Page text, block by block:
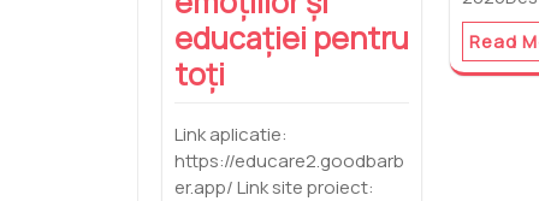
educației pentru
toți
Link aplicatie:
https://educare2.goodbarb
er.app/ Link site proiect:
Read